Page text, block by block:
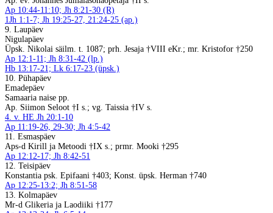
Ap 10:44-11:10; Jh 8:21-30 (R)
1Jh 1:1-7; Jh 19:25-27, 21:24-25 (ap.)
9. Laupäev
Nigulapäev
Üpsk. Nikolai säilm. t. 1087; prh. Jesaja †VIII eKr.; mr. Kristofor †250
Ap 12:1-11; Jh 8:31-42 (lp.)
Hb 13:17-21; Lk 6:17-23 (üpsk.)
10. Pühapäev
Emadepäev
Samaaria naise pp.
Ap. Siimon Seloot †I s.; vg. Taissia †IV s.
4. v. HE Jh 20:1-10
Ap 11:19-26, 29-30; Jh 4:5-42
11. Esmaspäev
Aps-d Kirill ja Metoodi †IX s.; prmr. Mooki †295
Ap 12:12-17; Jh 8:42-51
12. Teisipäev
Konstantia psk. Epifaani †403; Konst. üpsk. Herman †740
Ap 12:25-13:2; Jh 8:51-58
13. Kolmapäev
Mr-d Glikeria ja Laodiiki †177